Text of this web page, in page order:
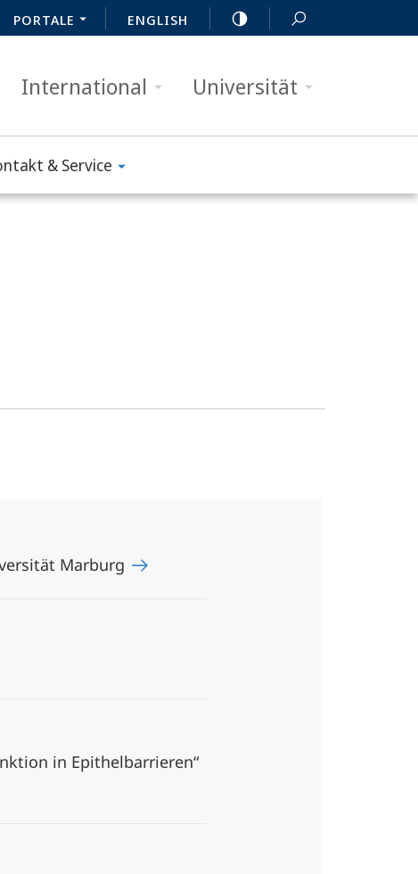
PORTALE ENGLISH
International Universität
& Service
Marburg
in Epithelbarrieren“